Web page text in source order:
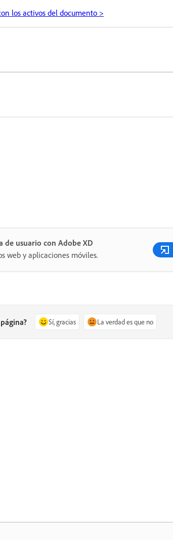
los activos del documento >
de usuario con Adobe XD
web y aplicaciones móviles.
Sí, gracias La verdad es que no